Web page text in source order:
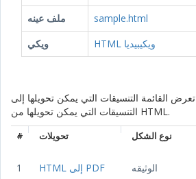
ملف عينه
sample.html
ويكي
HTML ويكيبيديا
تعرض القائمة التنسيقات التي يمكن تحويلها إلى HTML وما هي
التنسيقات التي يمكن تحويلها من HTML.
# تحويلات نوع الشكل
1 HTML إلى PDF الوثيقه